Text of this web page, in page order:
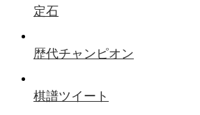
定石
歴代チャンピオン
棋譜ツイート